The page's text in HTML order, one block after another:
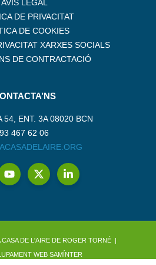
AVÍS LEGAL
DE PRIVACITAT
DE COOKIES
XARXES SOCIALS
DE CONTRACTACIÓ
54, ENT. 3A 08020 BCN
93 467 62 06
DE L'AIRE DE ROGER TORNÉ |
WEB SAMÍNTER